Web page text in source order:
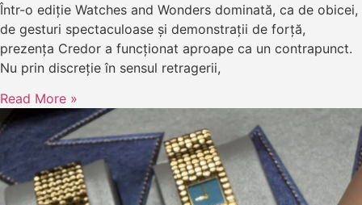
Într-o ediție Watches and Wonders dominată, ca de obicei,
de gesturi spectaculoase și demonstrații de forță,
prezența Credor a funcționat aproape ca un contrapunct.
Nu prin discreție în sensul retragerii,
Read More »